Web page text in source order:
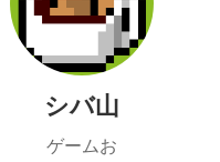
シバ山
ゲームお